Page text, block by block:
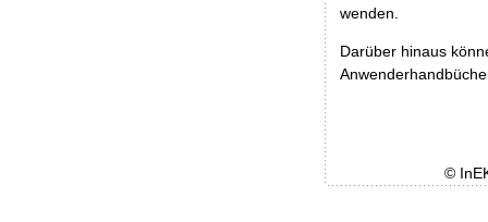
wenden.
Darüber hinaus
©